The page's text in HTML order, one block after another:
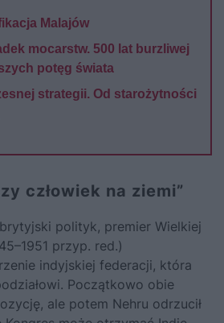
Malajów
mocarstw. 500 lat burzliwej
potęg świata
strategii. Od starożytności
człowiek na ziemi”
polityk, premier Wielkiej
przyp. red.)
indyjskiej federacji, która
Początkowo obie
ale potem Nehru odrzucił